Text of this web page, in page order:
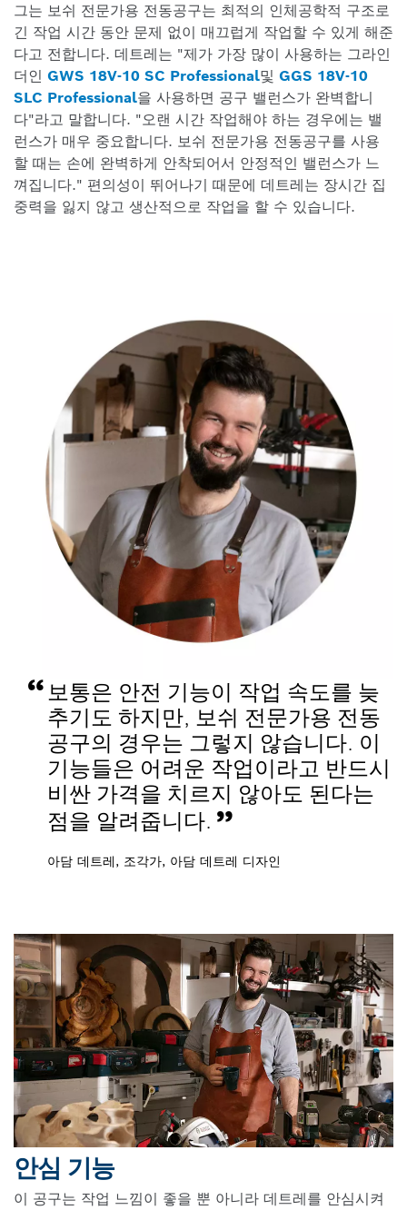
그는 보쉬 전문가용 전동공구는 최적의 인체공학적 구조로
긴 작업 시간 동안 문제 없이 매끄럽게 작업할 수 있게 해준
다고 전합니다. 데트레는 "제가 가장 많이 사용하는 그라인
더인 GWS 18V-10 SC Professional및 GGS 18V-10
SLC Professional을 사용하면 공구 밸런스가 완벽합니
다"라고 말합니다. "오랜 시간 작업해야 하는 경우에는 밸
런스가 매우 중요합니다. 보쉬 전문가용 전동공구를 사용
할 때는 손에 완벽하게 안착되어서 안정적인 밸런스가 느
껴집니다." 편의성이 뛰어나기 때문에 데트레는 장시간 집
중력을 잃지 않고 생산적으로 작업을 할 수 있습니다.
보통은 안전 기능이 작업 속도를 늦
추기도 하지만, 보쉬 전문가용 전동
공구의 경우는 그렇지 않습니다. 이
기능들은 어려운 작업이라고 반드시
비싼 가격을 치르지 않아도 된다는
점을 알려줍니다.
아담 데트레, 조각가, 아담 데트레 디자인
안심 기능
이 공구는 작업 느낌이 좋을 뿐 아니라 데트레를 안심시켜